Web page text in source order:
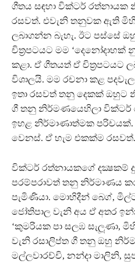
ගීතය සඳහා වික්ටර් රත්නායක
රසවත්. එවැනි තනුවක ඇති
ලබාගන්න බැහැ. ඊට පස්සේ
චිත‍්‍රපටයට මම ‘දෙනෝදාහක්
කළා. ඒ ගීතයත් ඒ චිත‍්‍රපටයට
විශාලයි. මම රචනා කළ
ඉතා රසවත් තනු දෙකක් ඔහුට
ගී තනු නිර්මණයෙහිලා වික්ටර්
ඉහළ නිර්මාණාත්මක
වෙනස්. ඒ හැම එකක්ම රසවත්.
වික්ටර් රත්නායකගේ දක්‍ෂකම්
පරම්පරාවත් තනු නිර්මාණය
පැමිණියා. මොහිදීන් බෙග්,
ජෝතිපාල වැනි අය ඒ අතර
‘කුමරියක පා සලඹ සැලූණා,
වැනි රසාලිප්ත ගී තනු ඔහු
මල්ලවාරච්චි, නන්දා මාලිනි,